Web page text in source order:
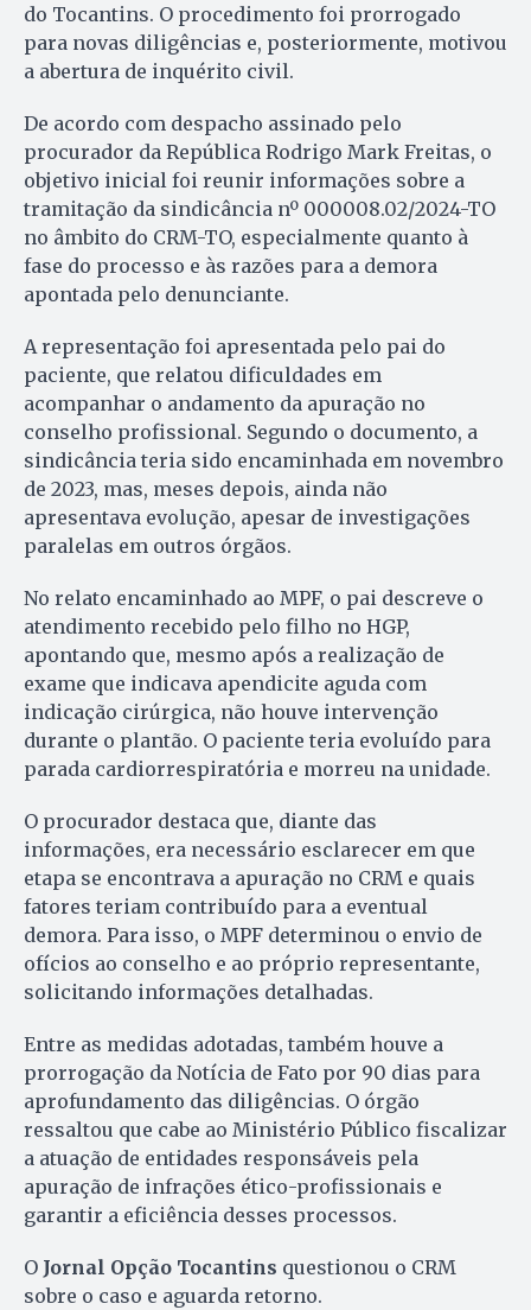
do Tocantins. O procedimento foi prorrogado
para novas diligências e, posteriormente, motivou
a abertura de inquérito civil.
De acordo com despacho assinado pelo
procurador da República Rodrigo Mark Freitas, o
objetivo inicial foi reunir informações sobre a
tramitação da sindicância nº 000008.02/2024-TO
no âmbito do CRM-TO, especialmente quanto à
fase do processo e às razões para a demora
apontada pelo denunciante.
A representação foi apresentada pelo pai do
paciente, que relatou dificuldades em
acompanhar o andamento da apuração no
conselho profissional. Segundo o documento, a
sindicância teria sido encaminhada em novembro
de 2023, mas, meses depois, ainda não
apresentava evolução, apesar de investigações
paralelas em outros órgãos.
No relato encaminhado ao MPF, o pai descreve o
atendimento recebido pelo filho no HGP,
apontando que, mesmo após a realização de
exame que indicava apendicite aguda com
indicação cirúrgica, não houve intervenção
durante o plantão. O paciente teria evoluído para
parada cardiorrespiratória e morreu na unidade.
O procurador destaca que, diante das
informações, era necessário esclarecer em que
etapa se encontrava a apuração no CRM e quais
fatores teriam contribuído para a eventual
demora. Para isso, o MPF determinou o envio de
ofícios ao conselho e ao próprio representante,
solicitando informações detalhadas.
Entre as medidas adotadas, também houve a
prorrogação da Notícia de Fato por 90 dias para
aprofundamento das diligências. O órgão
ressaltou que cabe ao Ministério Público fiscalizar
a atuação de entidades responsáveis pela
apuração de infrações ético-profissionais e
garantir a eficiência desses processos.
O Jornal Opção Tocantins questionou o CRM
sobre o caso e aguarda retorno.